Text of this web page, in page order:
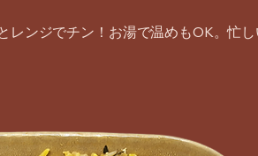
レンジでチン！お湯で温めもOK。忙